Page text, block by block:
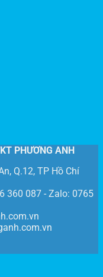
PHƯƠNG ANH
Q.12, TP Hồ Chí
360 087 - Zalo: 0765